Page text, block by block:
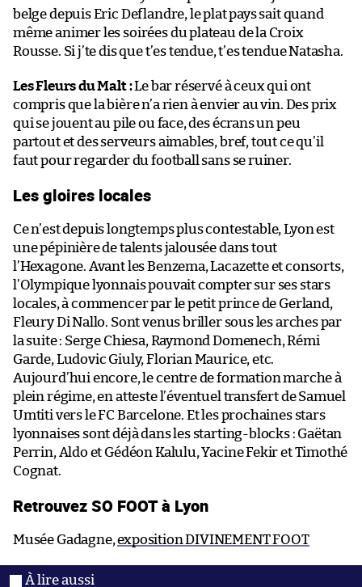
belge depuis Eric Deflandre, le plat pays sait quand
même animer les soirées du plateau de la Croix
Rousse. Si j’te dis que t’es tendue, t’es tendue Natasha.
Les Fleurs du Malt :Le bar réservé à ceux qui ont
compris que la bière n’a rien à envier au vin. Des prix
qui se jouent au pile ou face, des écrans un peu
partout et des serveurs aimables, bref, tout ce qu’il
faut pour regarder du football sans se ruiner.
Les gloires locales
Ce n’est depuis longtemps plus contestable, Lyon est
une pépinière de talents jalousée dans tout
l’Hexagone. Avant les Benzema, Lacazette et consorts,
l’Olympique lyonnais pouvait compter sur ses stars
locales, à commencer par le petit prince de Gerland,
Fleury Di Nallo. Sont venus briller sous les arches par
la suite : Serge Chiesa, Raymond Domenech, Rémi
Garde, Ludovic Giuly, Florian Maurice, etc.
Aujourd’hui encore, le centre de formation marche à
plein régime, en atteste l’éventuel transfert de Samuel
Umtiti vers le FC Barcelone. Et les prochaines stars
lyonnaises sont déjà dans les starting-blocks : Gaëtan
Perrin, Aldo et Gédéon Kalulu, Yacine Fekir et Timothé
Cognat.
Retrouvez SO FOOT à Lyon
Musée Gadagne,exposition DIVINEMENT FOOT